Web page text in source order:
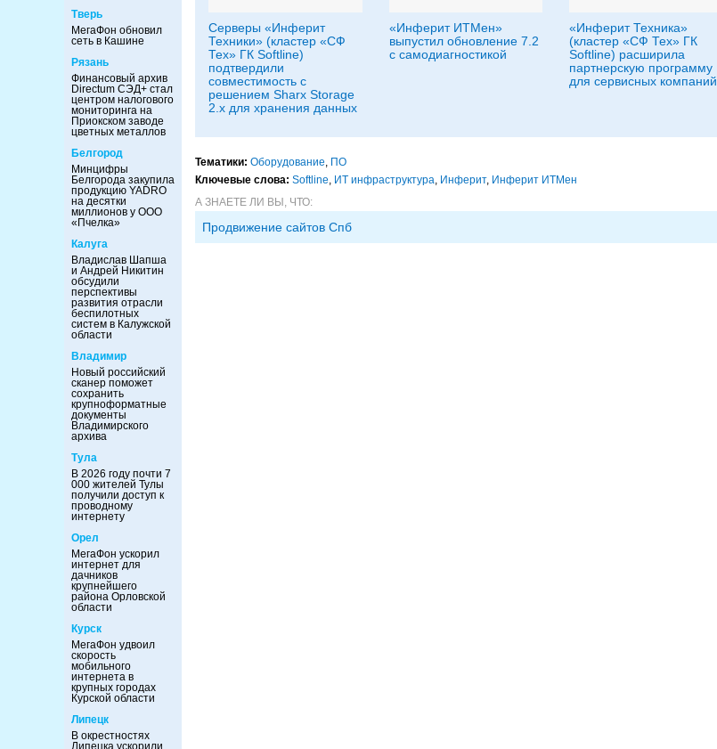
Тверь
МегаФон обновил
сеть в Кашине
Рязань
Финансовый архив
Directum СЭД+ стал
центром налогового
мониторинга на
Приокском заводе
цветных металлов
Белгород
Минцифры
Белгорода закупила
продукцию YADRO
на десятки
миллионов у ООО
«Пчелка»
Калуга
Владислав Шапша
и Андрей Никитин
обсудили
перспективы
развития отрасли
беспилотных
систем в Калужской
области
Владимир
Новый российский
сканер поможет
сохранить
крупноформатные
документы
Владимирского
архива
Тула
В 2026 году почти 7
000 жителей Тулы
получили доступ к
проводному
интернету
Орел
МегаФон ускорил
интернет для
дачников
крупнейшего
района Орловской
области
Курск
МегаФон удвоил
скорость
мобильного
интернета в
крупных городах
Курской области
Липецк
В окрестностях
Липецка ускорили
Серверы «Инферит
Техники» (кластер «СФ
Тех» ГК Softline)
подтвердили
совместимость с
решением Sharx Storage
2.x для хранения данных
«Инферит ИТМен»
выпустил обновление 7.2
с самодиагностикой
«Инферит Техника»
(кластер «СФ Тех» ГК
Softline) расширила
партнерскую программу
для сервисных компаний
Тематики: Оборудование, ПО
Ключевые слова: Softline, ИТ инфраструктура, Инферит, Инферит ИТМен
А ЗНАЕТЕ ЛИ ВЫ, ЧТО:
Продвижение сайтов Спб